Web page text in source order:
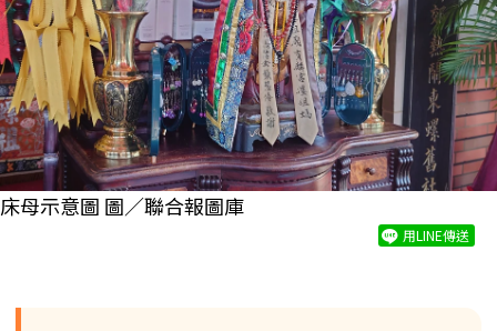
床母示意圖 圖／聯合報圖庫
用LINE傳送